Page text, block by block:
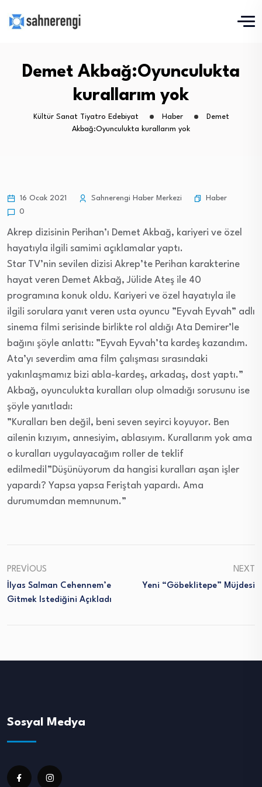
Demet Akbağ:Oyunculukta
kurallarım yok
Kültür Sanat Tiyatro Edebiyat Haber
Demet
Akbağ:Oyunculukta kurallarım yok
16 Ocak 2021 Sahnerengi Haber Merkezi
Haber
0
Akrep dizisinin Perihan’ı Demet Akbağ, kariyeri ve özel
hayatıyla ilgili samimi açıklamalar yaptı.
Star TV’nin sevilen dizisi Akrep’te Perihan karakterine
hayat veren Demet Akbağ, Jülide Ateş ile 40
programına konuk oldu. Kariyeri ve özel hayatıyla ile
ilgili sorulara yanıt veren usta oyuncu ”Eyvah Eyvah” adlı
sinema filmi serisinde birlikte rol aldığı Ata Demirer’le
bağını şöyle anlattı: ”Eyvah Eyvah’ta kardeş kazandım.
Ata’yı severdim ama film çalışması sırasındaki
yakınlaşmamız bizi abla-kardeş, arkadaş, dost yaptı.”
Akbağ, oyunculukta kuralları olup olmadığı sorusunu ise
şöyle yanıtladı:
”Kuralları ben değil, beni seven seyirci koyuyor. Ben
ailenin kızıyım, annesiyim, ablasıyım. Kurallarım yok ama
o kuralları uygulayacağım roller de teklif
edilmedi!”Düşünüyorum da hangisi kuralları aşan işler
yapardı? Yapsa yapsa Feriştah yapardı. Ama
durumumdan memnunum.”
PREVIOUS
İlyas Salman Cehennem’e
Gitmek Istediğini Açıkladı
NEXT
Yeni “Göbeklitepe” Müjdesi
Sosyal Medya